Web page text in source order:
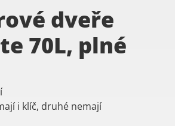
dveře
70L, plné
i klíč, druhé nemají